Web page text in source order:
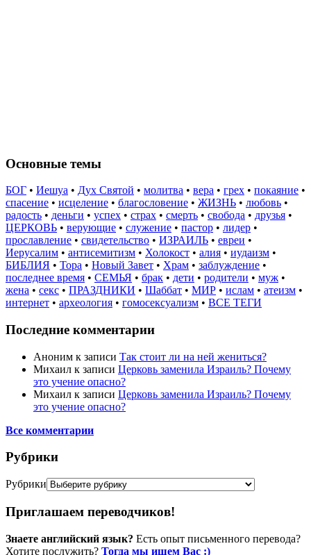
Основные темы
БОГ • Иешуа • Дух Святой • молитва • вера • грех • покаяние •
спасение • исцеление • благословение • ЖИЗНЬ • любовь •
радость • деньги • успех • страх • смерть • свобода • друзья •
ЦЕРКОВЬ • верующие • служение • пастор • лидер •
прославление • свидетельство • ИЗРАИЛЬ • евреи •
Иерусалим • антисемитизм • Холокост • алия • иудаизм •
БИБЛИЯ • Тора • Новый Завет • Храм • заблуждение •
последнее время • СЕМЬЯ • брак • дети • родители • муж •
жена • секс • ПРАЗДНИКИ • Шаббат • МИР • ислам • атеизм •
интернет • археология • гомосексуализм • ВСЕ ТЕГИ
Последние комментарии
Аноним к записи Так стоит ли на ней жениться?
Михаил к записи Церковь заменила Израиль? Почему
это учение опасно?
Михаил к записи Церковь заменила Израиль? Почему
это учение опасно?
Все комментарии
Рубрики
Рубрики
Приглашаем переводчиков!
Знаете английский язык? Есть опыт письменного перевода?
Хотите послужить? Тогда мы ищем Вас :)